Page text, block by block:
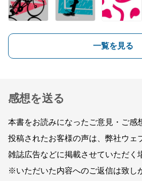
一覧を見る
感想を送る
本書をお読みになったご意見・ご感
投稿されたお客様の声は、弊社ウェ
雑誌広告などに掲載させていただく
※いただいた内容へのご返信は致し